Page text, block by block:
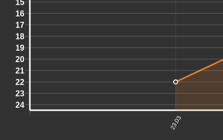
15
16
17
18
19
20
21
22
23
24
23.03